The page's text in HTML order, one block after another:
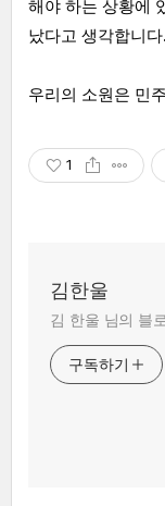
해야 하는 상황에
났다고 생각합니다.
우리의 소원은 민
1
김한울
김 한울 님의 블
구독하기